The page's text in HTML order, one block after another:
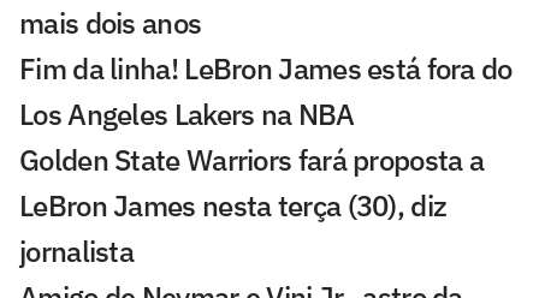
mais dois anos
Fim da linha! LeBron James está fora do
Los Angeles Lakers na NBA
Golden State Warriors fará proposta a
LeBron James nesta terça (30), diz
jornalista